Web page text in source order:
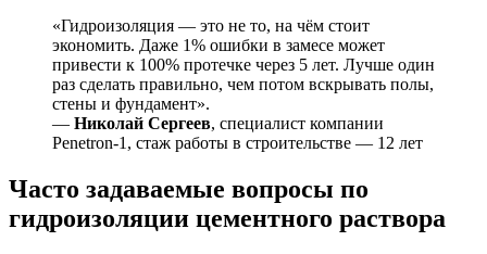
«Гидроизоляция — это не то, на чём стоит
экономить. Даже 1% ошибки в замесе может
привести к 100% протечке через 5 лет. Лучше один
раз сделать правильно, чем потом вскрывать полы,
стены и фундамент».
— Николай Сергеев, специалист компании
Penetron-1, стаж работы в строительстве — 12 лет
Часто задаваемые вопросы по
гидроизоляции цементного раствора